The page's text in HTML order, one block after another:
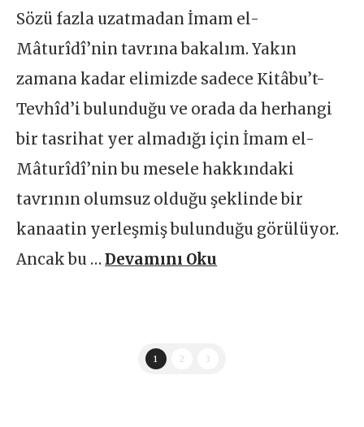
Sözü fazla uzatmadan İmam el-
Mâturîdî’nin tavrına bakalım. Yakın
zamana kadar elimizde sadece Kitâbu’t-
Tevhîd’i bulunduğu ve orada da herhangi
bir tasrihat yer almadığı için İmam el-
Mâturîdî’nin bu mesele hakkındaki
tavrının olumsuz olduğu şeklinde bir
kanaatin yerleşmiş bulunduğu görülüyor.
Ancak bu …Devamını Oku
1 2 3